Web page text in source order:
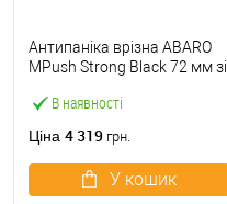
В наявності
Антипаніка врізна ABARO
МPush Strong Black 72 мм зі
Ціна 4 319 грн.
У кошик